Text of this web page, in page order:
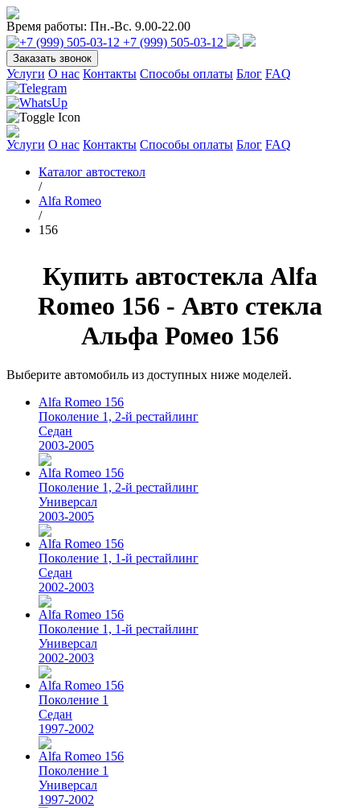
Время работы: Пн.-Вс. 9.00-22.00
+7 (999) 505-03-12
Заказать звонок
Услуги О нас Контакты Способы оплаты Блог FAQ
Услуги О нас Контакты Способы оплаты Блог FAQ
Каталог автостекол
/
Alfa Romeo
/
156
Купить автостекла Alfa
Romeo 156 - Авто стекла
Альфа Ромео 156
Выберите автомобиль из доступных ниже моделей.
Alfa Romeo 156
Поколение 1, 2-й рестайлинг
Седан
2003-2005
Alfa Romeo 156
Поколение 1, 2-й рестайлинг
Универсал
2003-2005
Alfa Romeo 156
Поколение 1, 1-й рестайлинг
Седан
2002-2003
Alfa Romeo 156
Поколение 1, 1-й рестайлинг
Универсал
2002-2003
Alfa Romeo 156
Поколение 1
Седан
1997-2002
Alfa Romeo 156
Поколение 1
Универсал
1997-2002